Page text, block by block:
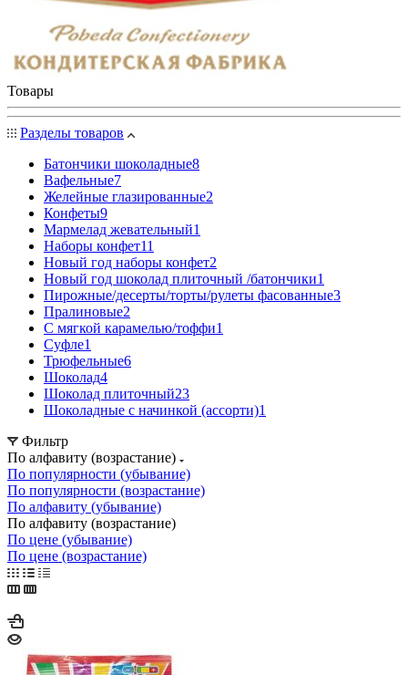
Товары
Разделы товаров
Батончики шоколадные8
Вафельные7
Желейные глазированные2
Конфеты9
Мармелад жевательный1
Наборы конфет11
Новый год наборы конфет2
Новый год шоколад плиточный /батончики1
Пирожные/десерты/торты/рулеты фасованные3
Пралиновые2
С мягкой карамелью/тоффи1
Суфле1
Трюфельные6
Шоколад4
Шоколад плиточный23
Шоколадные с начинкой (ассорти)1
Фильтр
По алфавиту (возрастание)
По популярности (убывание)
По популярности (возрастание)
По алфавиту (убывание)
По алфавиту (возрастание)
По цене (убывание)
По цене (возрастание)